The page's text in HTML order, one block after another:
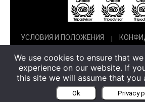
УСЛОВИЯ И ПОЛОЖЕНИЯ
We use cookies to ensure that
experience on our website. If
this site we will assume that you
Ok Privacy